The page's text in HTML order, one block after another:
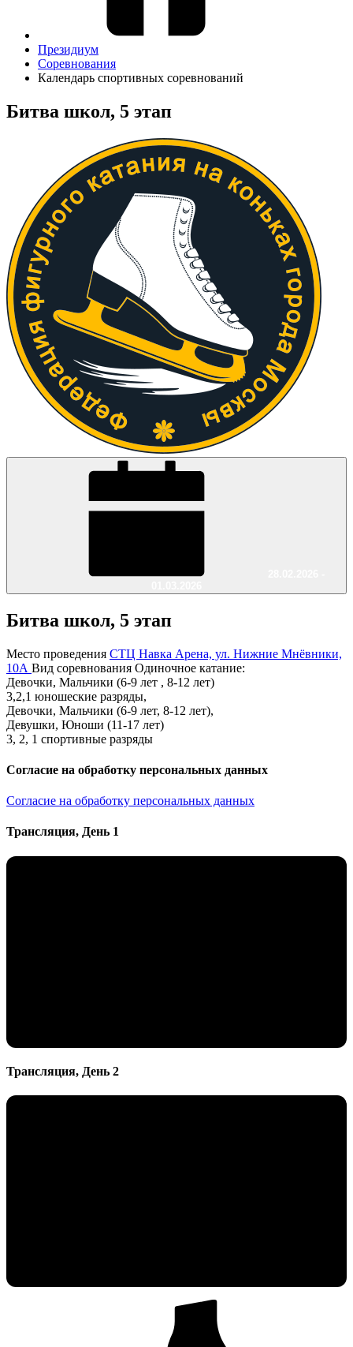
Президиум
Соревнования
Календарь спортивных соревнований
Битва школ, 5 этап
Битва школ, 5 этап
Место проведения СТЦ Навка Арена, ул. Нижние Мнёвники,
10А Вид соревнования Одиночное катание:
Девочки, Мальчики (6-9 лет , 8-12 лет)
3,2,1 юношеские разряды,
Девочки, Мальчики (6-9 лет, 8-12 лет),
Девушки, Юноши (11-17 лет)
3, 2, 1 спортивные разряды
Согласие на обработку персональных данных
Согласие на обработку персональных данных
Трансляция, День 1
Трансляция, День 2